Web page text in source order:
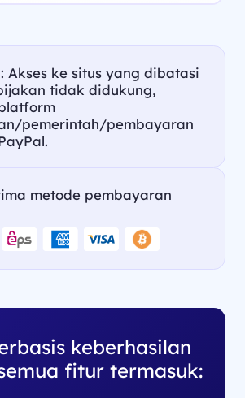
Akses ke situs yang dibatasi
tidak didukung,
pemerintah/pembayaran
metode pembayaran
keberhasilan
fitur termasuk: